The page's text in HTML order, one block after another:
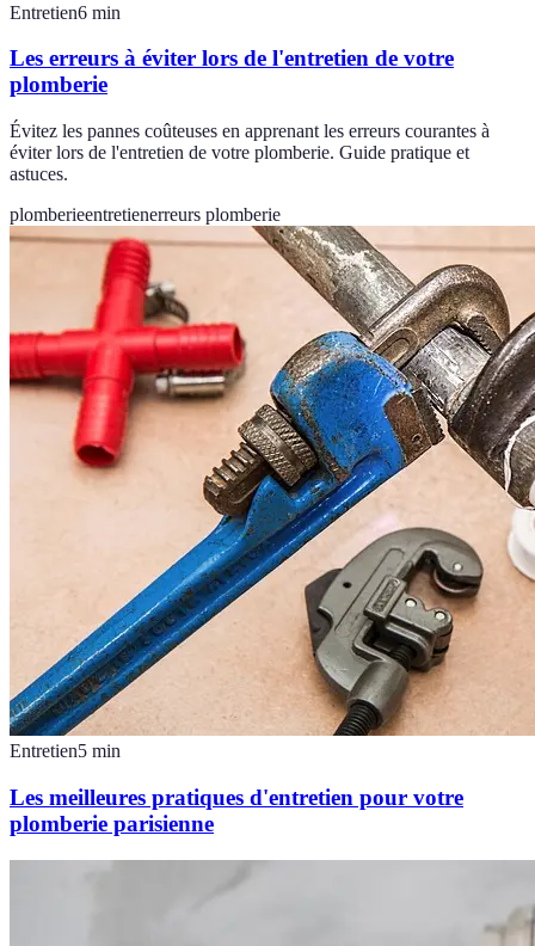
Entretien6 min
Les erreurs à éviter lors de l'entretien de votre
plomberie
Évitez les pannes coûteuses en apprenant les erreurs courantes à
éviter lors de l'entretien de votre plomberie. Guide pratique et
astuces.
plomberieentretienerreurs plomberie
Entretien5 min
Les meilleures pratiques d'entretien pour votre
plomberie parisienne